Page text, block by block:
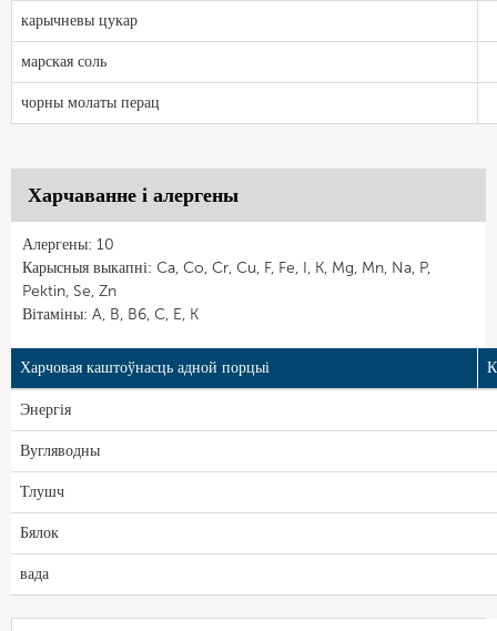
карычневы цукар
марская соль
чорны молаты перац
Харчаванне і алергены
Алергены: 10
Карысныя выкапні: Ca, Co, Cr, Cu, F, Fe, I, K, Mg, Mn, Na, P,
Pektin, Se, Zn
Вітаміны: A, B, B6, C, E, K
Харчовая каштоўнасць адной порцыі
Энергія
Вугляводны
Тлушч
Бялок
вада